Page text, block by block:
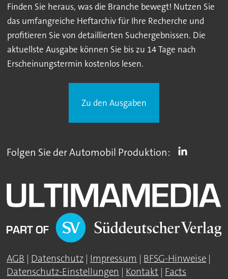
Finden Sie heraus, was die Branche bewegt! Nutzen Sie
das umfangreiche Heftarchiv für Ihre Recherche und
profitieren Sie von detaillierten Suchergebnissen. Die
aktuellste Ausgabe können Sie bis zu 14 Tage nach
Erscheinungstermin kostenlos lesen.
Zu den Ausgaben
Folgen Sie der Automobil Produktion:
AGB | Datenschutz | Impressum | BFSG-Hinweise |
Datenschutz-Einstellungen | Kontakt | Facts